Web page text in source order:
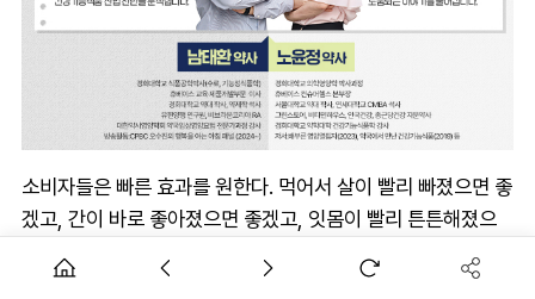
소비자들은 빠른 효과를 원한다. 먹어서 살이 빨리 빠졌으면 좋
겠고, 간이 바로 좋아졌으면 좋겠고, 잇몸이 빨리 튼튼해졌으
일부 업체는 그 기대를 의약품의 제품명이나 디자인을 차용해